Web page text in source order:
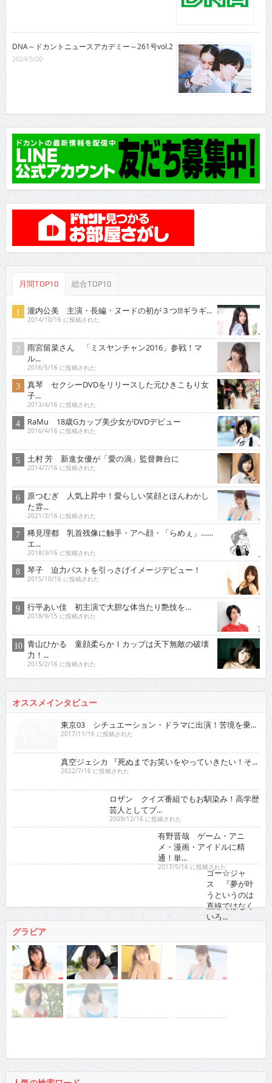
DNA～ドカントニュースアカデミー～261号vol.2
2024/5/20
月間TOP10 総合TOP10
瀧内公美 主演・長編・ヌードの初が３つ!!!ギラギ...
2014/10/16 に投稿された
雨宮留菜さん 「ミスヤンチャン2016」参戦！マ
ル...
2016/5/16 に投稿された
真琴 セクシーDVDをリリースした元ひきこもり女
子...
2013/4/16 に投稿された
RaMu 18歳Gカップ美少女がDVDデビュー
2016/4/16 に投稿された
土村 芳 新進女優が「愛の渦」監督舞台に
2014/7/16 に投稿された
原つむぎ 人気上昇中！愛らしい笑顔とほんわかし
た雰...
2021/3/16 に投稿された
稀見理都 乳首残像に触手・アヘ顔・「らめぇ」……
エ...
2018/3/16 に投稿された
琴子 迫力バストを引っさげイメージデビュー！
2015/10/16 に投稿された
行平あい佳 初主演で大胆な体当たり艶技を…
2018/9/15 に投稿された
青山ひかる 童顔柔らかＩカップは天下無敵の破壊
力！...
2015/2/16 に投稿された
オススメインタビュー
東京03 シチュエーション・ドラマに出演！苦境を乗...
2017/11/16 に投稿された
真空ジェシカ 『死ぬまでお笑いをやっていきたい！そ...
2022/7/16 に投稿された
ロザン クイズ番組でもお馴染み！高学歴芸人として
2009/12/16 に投稿された
有野晋哉 ゲーム・アニメ・漫画・アイドルに精通！
ゴー☆ジャス 『夢が叶うというのは直線ではなくい
グラビア